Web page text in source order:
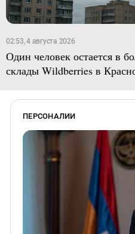
02:53, 4 августа 2026
Один человек остается в
склады Wildberries в
ПЕРСОНАЛИИ